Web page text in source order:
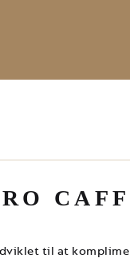
til at